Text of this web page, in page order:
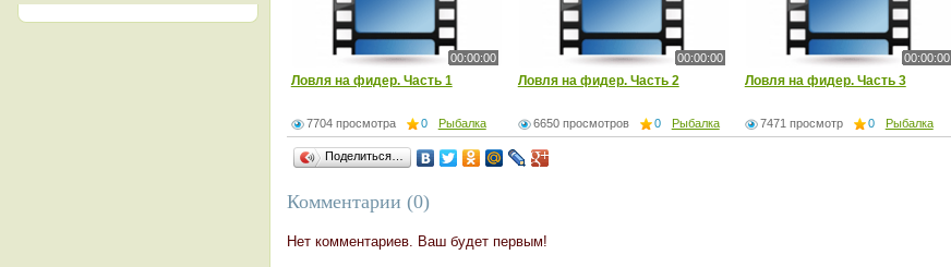
00:00:00
Ловля на фидер. Часть 1
7704 просмотра 0 Рыбалка
00:00:00
Ловля на фидер. Часть 2
6650 просмотров 0 Рыбалка
00:00:00
Ловля на фидер. Часть 3
7471 просмотр 0 Рыбалка
Поделиться…
Комментарии (0)
Нет комментариев. Ваш будет первым!